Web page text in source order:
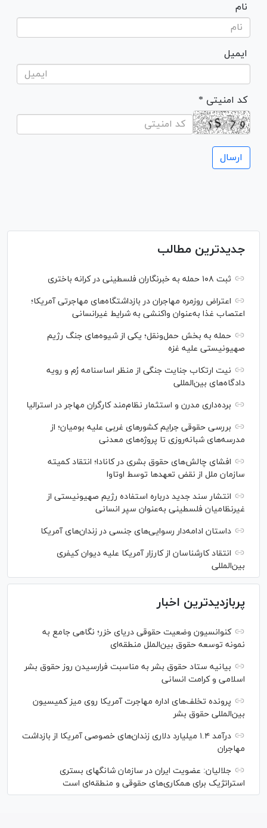
نام
ایمیل
* کد امنیتی
جدیدترین مطالب
ثبت ۱۰۸ حمله به خبرنگاران فلسطینی در کرانه باختری
اعتراض‌ روزمره مهاجران در بازداشتگاه‌های مهاجرتی آمریکا؛
اعتصاب غذا به‌عنوان واکنشی به شرایط غیرانسانی
حمله به بخش حمل‌ونقل؛ یکی از شیوه‌های جنگ رژیم
صهیونیستی علیه غزه
نیت ارتکاب جنایت جنگی از منظر اساسنامه رُم و رویه
دادگاه‌های بین‌المللی
برده‌داری مدرن و استثمار نظام‌مند کارگران مهاجر در استرالیا
بررسی حقوقی جرایم کشور‌های غربی علیه بومیان؛ از
مدرسه‌های شبانه‌روزی تا پروژه‌های معدنی
افشای چالش‌های حقوق بشری در کانادا؛ انتقاد کمیته
سازمان ملل از نقض تعهد‌ها توسط اوتاوا
انتشار سند جدید درباره استفاده رژیم صهیونیستی از
غیرنظامیان فلسطینی به‌عنوان سپر انسانی
داستان ادامه‌دار رسوایی‌های جنسی در زندان‌های آمریکا
انتقاد کارشناسان از کارزار آمریکا علیه دیوان کیفری
بین‌المللی
پربازدیدترین اخبار
کنوانسیون وضعیت حقوقی دریای خزر؛ نگاهی جامع به
نمونه توسعه حقوق بین‌الملل منطقه‌ای
بیانیه ستاد حقوق بشر به مناسبت فرارسیدن روز حقوق بشر
اسلامی و کرامت انسانی
پرونده تخلف‌های اداره مهاجرت آمریکا روی میز کمیسیون
بین‌المللی حقوق بشر
درآمد ۱.۴ میلیارد دلاری زندان‌های خصوصی آمریکا از بازداشت
مهاجران
جلالیان: عضویت ایران در سازمان شانگهای بستری
استراتژیک برای همکاری‌های حقوقی و منطقه‌ای است